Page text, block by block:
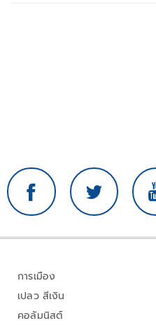
การเมือง
เปลว สีเงิน
คอลัมนิสต์